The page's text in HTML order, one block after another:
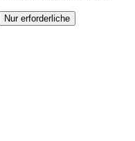
Nur erforderliche